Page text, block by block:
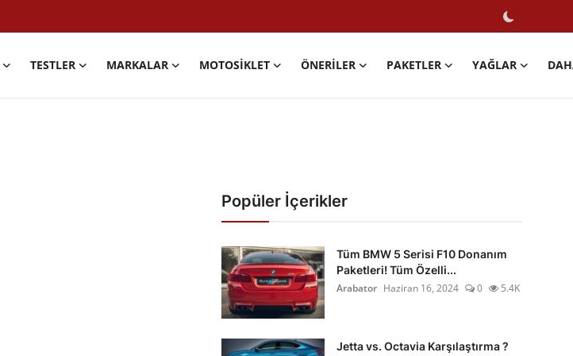
TESTLER MARKALAR MOTOSIKLET ÖNERILER PAKETLER YAĞLAR
Popüler İçerikler
Tüm BMW 5 Serisi F10 Donanım
Paketleri! Tüm Özelli...
Arabator Haziran 16, 2024 0 5.4K
Jetta vs. Octavia Karşılaştırma ?